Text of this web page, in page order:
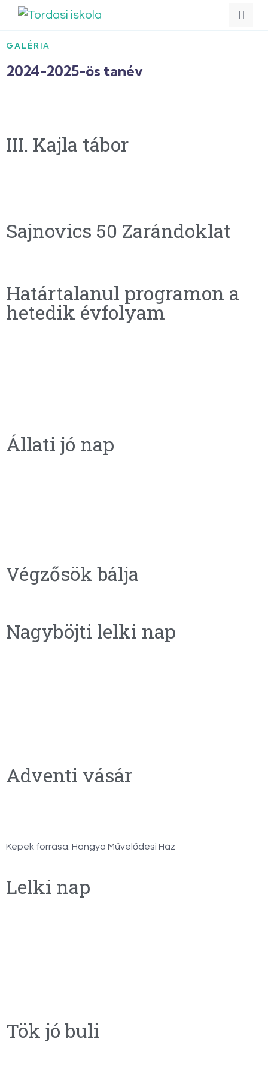
GALÉRIA
2024-2025-ös tanév
III. Kajla tábor
Sajnovics 50 Zarándoklat
Határtalanul programon a
hetedik évfolyam
Állati jó nap
Végzősök bálja
Nagyböjti lelki nap
Adventi vásár
Képek forrása: Hangya Művelődési Ház
Lelki nap
Tök jó buli